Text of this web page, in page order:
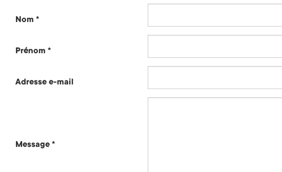
Nom *
Prénom *
Adresse e-mail
Message *